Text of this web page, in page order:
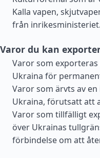
Kalla vapen,
från inrikesministeriet.
Varor du kan
Varor som
Ukraina för
Varor som ärvts av
Ukraina, förutsatt att
Varor som tillfälligt
över Ukrainas
förbindelse om att